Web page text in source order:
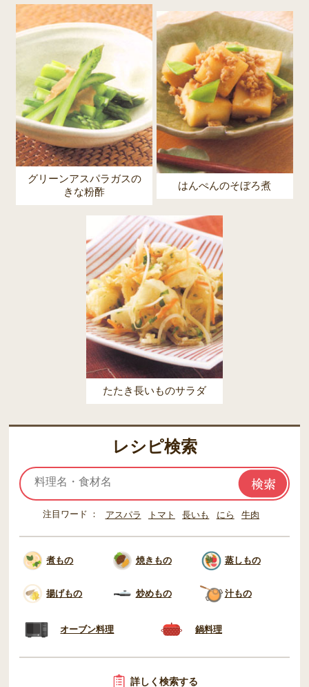
グリーンアスパラガスの
きな粉酢
はんぺんのそぼろ煮
たたき長いものサラダ
レシピ検索
注目ワード アスパラ トマト 長いも にら 牛肉
煮もの 焼きもの 蒸しもの
揚げもの 炒めもの 汁もの
オーブン料理 鍋料理
詳しく検索する